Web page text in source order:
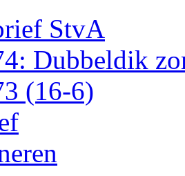
StvA
Dubbeldik
(16-6)